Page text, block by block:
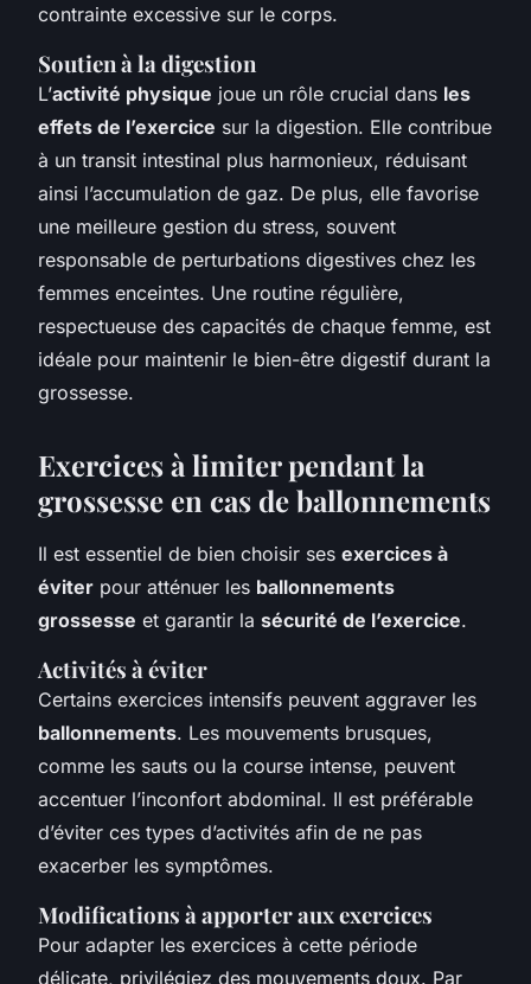
contrainte excessive sur le corps.
Soutien à la digestion
L’activité physique joue un rôle crucial dans les
effets de l’exercice sur la digestion. Elle contribue
à un transit intestinal plus harmonieux, réduisant
ainsi l’accumulation de gaz. De plus, elle favorise
une meilleure gestion du stress, souvent
responsable de perturbations digestives chez les
femmes enceintes. Une routine régulière,
respectueuse des capacités de chaque femme, est
idéale pour maintenir le bien-être digestif durant la
grossesse.
Exercices à limiter pendant la
grossesse en cas de ballonnements
Il est essentiel de bien choisir ses exercices à
éviter pour atténuer les ballonnements
grossesse et garantir la sécurité de l’exercice.
Activités à éviter
Certains exercices intensifs peuvent aggraver les
ballonnements. Les mouvements brusques,
comme les sauts ou la course intense, peuvent
accentuer l’inconfort abdominal. Il est préférable
d’éviter ces types d’activités afin de ne pas
exacerber les symptômes.
Modifications à apporter aux exercices
Pour adapter les exercices à cette période
délicate, privilégiez des mouvements doux. Par